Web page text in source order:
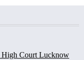
Court Lucknow